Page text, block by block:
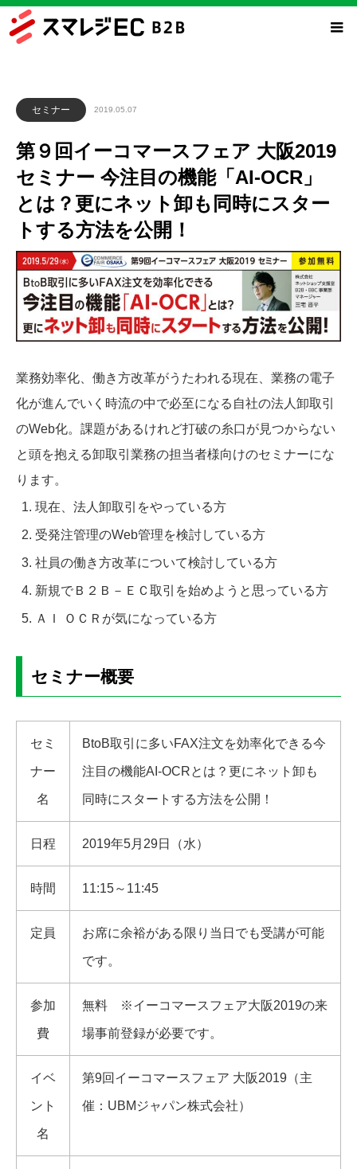
セミナー 2019.05.07
第９回イーコマースフェア 大阪2019
セミナー 今注目の機能「AI-OCR」
とは？更にネット卸も同時にスター
トする方法を公開！
業務効率化、働き方改革がうたわれる現在、業務の電子
化が進んでいく時流の中で必至になる自社の法人卸取引
のWeb化。課題があるけれど打破の糸口が見つからない
と頭を抱える卸取引業務の担当者様向けのセミナーにな
ります。
現在、法人卸取引をやっている方
受発注管理のWeb管理を検討している方
社員の働き方改革について検討している方
新規でＢ２Ｂ－ＥＣ取引を始めようと思っている方
ＡＩ ＯＣＲが気になっている方
セミナー概要​
セミ
ナー
名
BtoB取引に多いFAX注文を効率化できる今
注目の機能AI-OCRとは？更にネット卸も
同時にスタートする方法を公開！
日程 2019年5月29日（水）
時間 11:15～11:45
定員 お席に余裕がある限り当日でも受講が可能
です。
参加
費
無料 ※イーコマースフェア大阪2019の来
場事前登録が必要です。
イベ
ント
名
第9回イーコマースフェア 大阪2019（主
催：UBMジャパン株式会社）